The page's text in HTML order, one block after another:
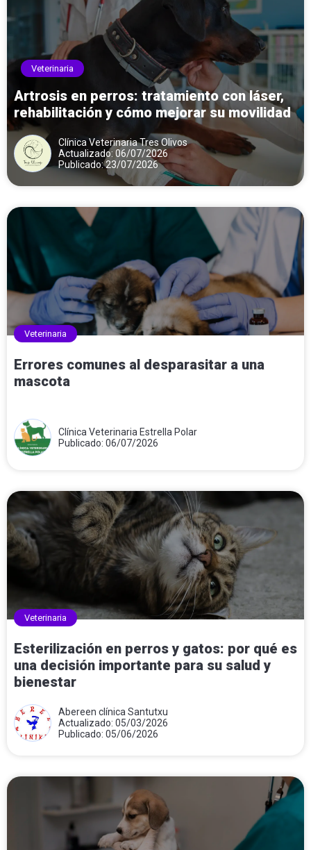
Veterinaria
Artrosis en perros: tratamiento con láser,
rehabilitación y cómo mejorar su movilidad
Clínica Veterinaria Tres Olivos
Actualizado: 06/07/2026
Publicado: 23/07/2026
Veterinaria
Errores comunes al desparasitar a una
mascota
Clínica Veterinaria Estrella Polar
Publicado: 06/07/2026
Veterinaria
Esterilización en perros y gatos: por qué es
una decisión importante para su salud y
bienestar
Abereen clínica Santutxu
Actualizado: 05/03/2026
Publicado: 05/06/2026